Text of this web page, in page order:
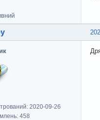
2020-09-26
458